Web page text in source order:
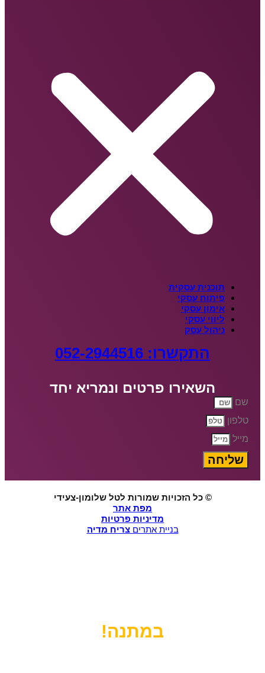
תוכנית עסקית
פיתוח עסקי
אימון עסקי
ליווי עסקי
ניהול עסק
התקשרו: 052-2944516
השאירו פרטים ונמריא יחד
שם
טלפון
מייל
שליחה
© כל הזכויות שמורות לטל שלומון-צעידי
מפת אתר
מדיניות פרטיות
בניית אתריםצריח מדיה
במתנה!